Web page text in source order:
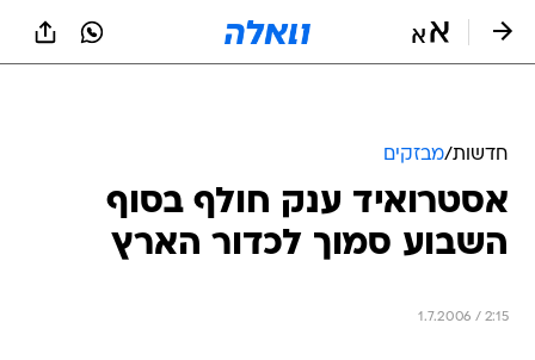
חדשות/מבזקים
אסטרואיד ענק חולף בסוף
השבוע סמוך לכדור הארץ
1.7.2006 / 2:15